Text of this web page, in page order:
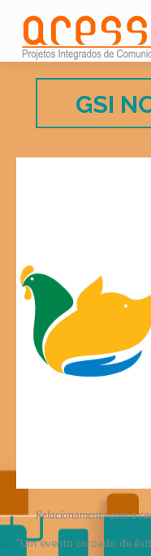
GSI
Relacionamento com a
“Um evento coroado de